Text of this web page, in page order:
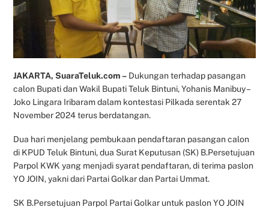
JAKARTA, SuaraTeluk.com – Dukungan terhadap pasangan
calon Bupati dan Wakil Bupati Teluk Bintuni, Yohanis Manibuy –
Joko Lingara Iribaram dalam kontestasi Pilkada serentak 27
November 2024 terus berdatangan.
Dua hari menjelang pembukaan pendaftaran pasangan calon
di KPUD Teluk Bintuni, dua Surat Keputusan (SK) B.Persetujuan
Parpol KWK yang menjadi syarat pendaftaran, di terima paslon
YO JOIN, yakni dari Partai Golkar dan Partai Ummat.
SK B.Persetujuan Parpol Partai Golkar untuk paslon YO JOIN